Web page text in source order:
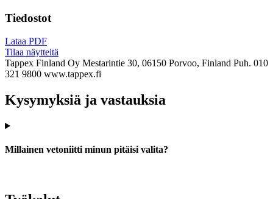
Tiedostot
Lataa PDF
Tilaa näytteitä
Tappex Finland Oy Mestarintie 30, 06150 Porvoo, Finland Puh. 010
321 9800 www.tappex.fi
Kysymyksiä ja vastauksia
Millainen vetoniitti minun pitäisi valita?